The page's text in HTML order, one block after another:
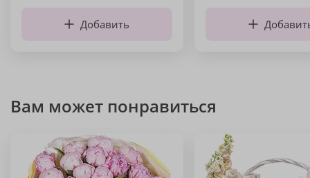
Добавить
Вам может понравиться